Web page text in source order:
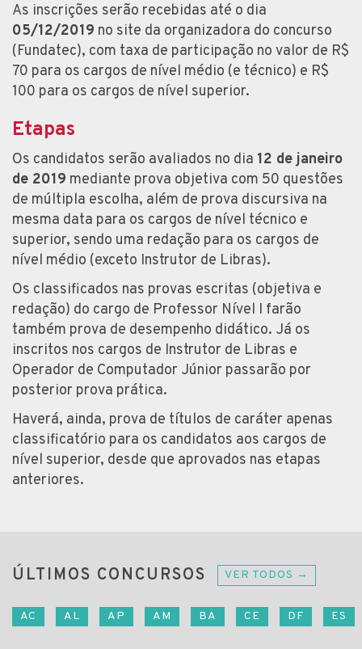
As inscrições serão recebidas até o dia
05/12/2019 no site da organizadora do concurso
(Fundatec), com taxa de participação no valor de R$
70 para os cargos de nível médio (e técnico) e R$
100 para os cargos de nível superior.
Etapas
Os candidatos serão avaliados no dia 12 de janeiro
de 2019 mediante prova objetiva com 50 questões
de múltipla escolha, além de prova discursiva na
mesma data para os cargos de nível técnico e
superior, sendo uma redação para os cargos de
nível médio (exceto Instrutor de Libras).
Os classificados nas provas escritas (objetiva e
redação) do cargo de Professor Nível I farão
também prova de desempenho didático. Já os
inscritos nos cargos de Instrutor de Libras e
Operador de Computador Júnior passarão por
posterior prova prática.
Haverá, ainda, prova de títulos de caráter apenas
classificatório para os candidatos aos cargos de
nível superior, desde que aprovados nas etapas
anteriores.
ÚLTIMOS CONCURSOS VER TODOS →
AC AL AP AM BA CE DF ES